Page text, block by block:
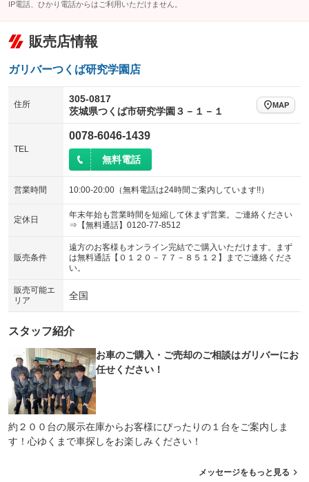
IP電話、ひかり電話からはご利用いただけません。
販売店情報
ガリバーつくば研究学園店
住所
305-0817
茨城県つくば市研究学園３－１－１
MAP
TEL
0078-6046-1439
無料電話
営業時間 10:00-20:00（無料電話は24時間ご案内しています!!）
定休日
年末年始も営業時間を短縮して休まず営業。ご連絡ください
⇒【無料通話】0120-77-8512
販売条件
遠方のお客様もオンライン完結でご購入いただけます。まず
は無料通話【０１２０－７７－８５１２】までご連絡くださ
い。
販売可能エ
リア
全国
スタッフ紹介
お車のご購入・ご売却のご相談はガリバーにお
任せください！
約２００台の展示在庫からお客様にぴったりの１台をご案内しま
す！心ゆくまで車探しをお楽しみください！
メッセージをもっと見る